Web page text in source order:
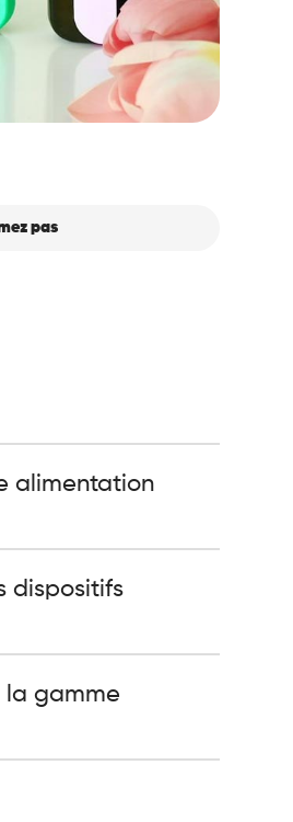
pas
alimentation
dispositifs
la gamme